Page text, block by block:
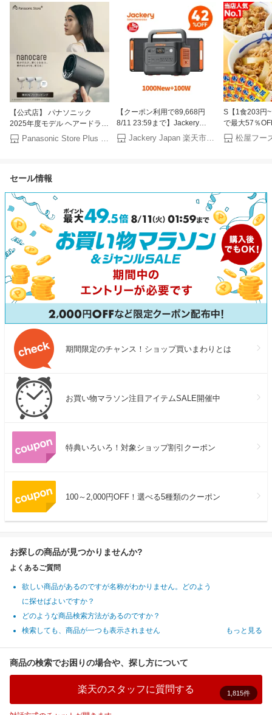
【公式店】 パナソニック
2025年度モデル ヘアードライ
ヤー ナノケア EH-NA0K 無料
ギフトラッピング 高浸透ナノ
潤い ツヤ まとまり ダメージ
Panasonic Store Plus 楽天市場店
【クーポン利用で89,668円
8/11 23:59まで】Jackery
Solar Generator 1000 New
1070Wh 100W ポータブル電
UPS機能 太陽光発電 ジャクリ
Jackery Japan 楽天市場店
S【1食203円
で最大57％
めしバーガー
（8/1~8/16 迄
無料 おかず
食 セール 半額
松屋フー
セール情報
期間限定のチャンス！ショップ買いまわりとは
お買い物マラソン注目アイテムSALE開催中
特典いろいろ！対象ショップ割引クーポン
100～2,000円OFF！選べる5種類のクーポン
お探しの商品が見つかりませんか?
よくあるご質問
欲しい商品があるのですが名称がわかりません。どのよう
に探せばよいですか？
どのような商品検索方法があるのですか？
検索しても、商品が一つも表示されません
もっと見る
商品の検索でお困りの場合や、探し方について
楽天のスタッフに質問する 1,815件